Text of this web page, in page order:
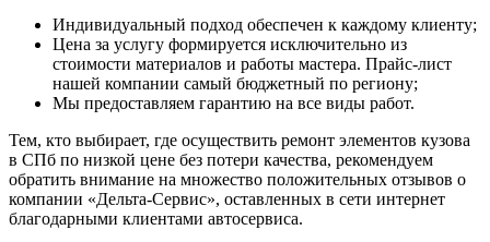
Индивидуальный подход обеспечен к каждому клиенту;
Цена за услугу формируется исключительно из
стоимости материалов и работы мастера. Прайс-лист
нашей компании самый бюджетный по региону;
Мы предоставляем гарантию на все виды работ.
Тем, кто выбирает, где осуществить ремонт элементов кузова
в СПб по низкой цене без потери качества, рекомендуем
обратить внимание на множество положительных отзывов о
компании «Дельта-Сервис», оставленных в сети интернет
благодарными клиентами автосервиса.